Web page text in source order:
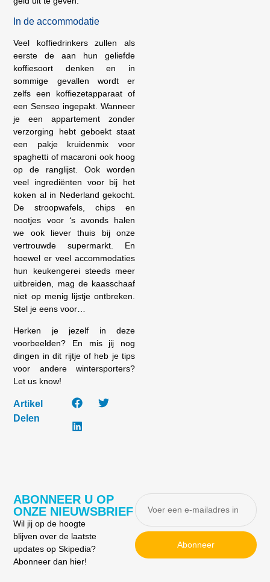
In de accommodatie
Veel koffiedrinkers zullen als
eerste de aan hun geliefde
koffiesoort denken en in
sommige gevallen wordt er
zelfs een koffiezetapparaat of
een Senseo ingepakt. Wanneer
je een appartement zonder
verzorging hebt geboekt staat
een pakje kruidenmix voor
spaghetti of macaroni ook hoog
op de ranglijst. Ook worden
veel ingrediënten voor bij het
koken al in Nederland gekocht.
De stroopwafels, chips en
nootjes voor ‘s avonds halen
we ook liever thuis bij onze
vertrouwde supermarkt. En
hoewel er veel accommodaties
hun keukengerei steeds meer
uitbreiden, mag de kaasschaaf
niet op menig lijstje ontbreken.
Stel je eens voor…
Herken je jezelf in deze
voorbeelden? En mis jij nog
dingen in dit rijtje of heb je tips
voor andere wintersporters?
Let us know!
Artikel
Delen
ABONNEER U OP
ONZE NIEUWSBRIEF
Wil jij op de hoogte
blijven over de laatste
updates op Skipedia?
Abonneer dan hier!
Abonneer